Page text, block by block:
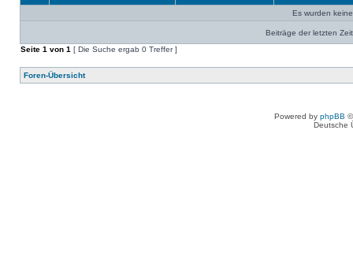
Es wurden
Beiträge der letzten
Seite 1 von 1 [ Die Suche ergab 0 Treffer ]
Foren-Übersicht
Powered by phpBB
Deutsche